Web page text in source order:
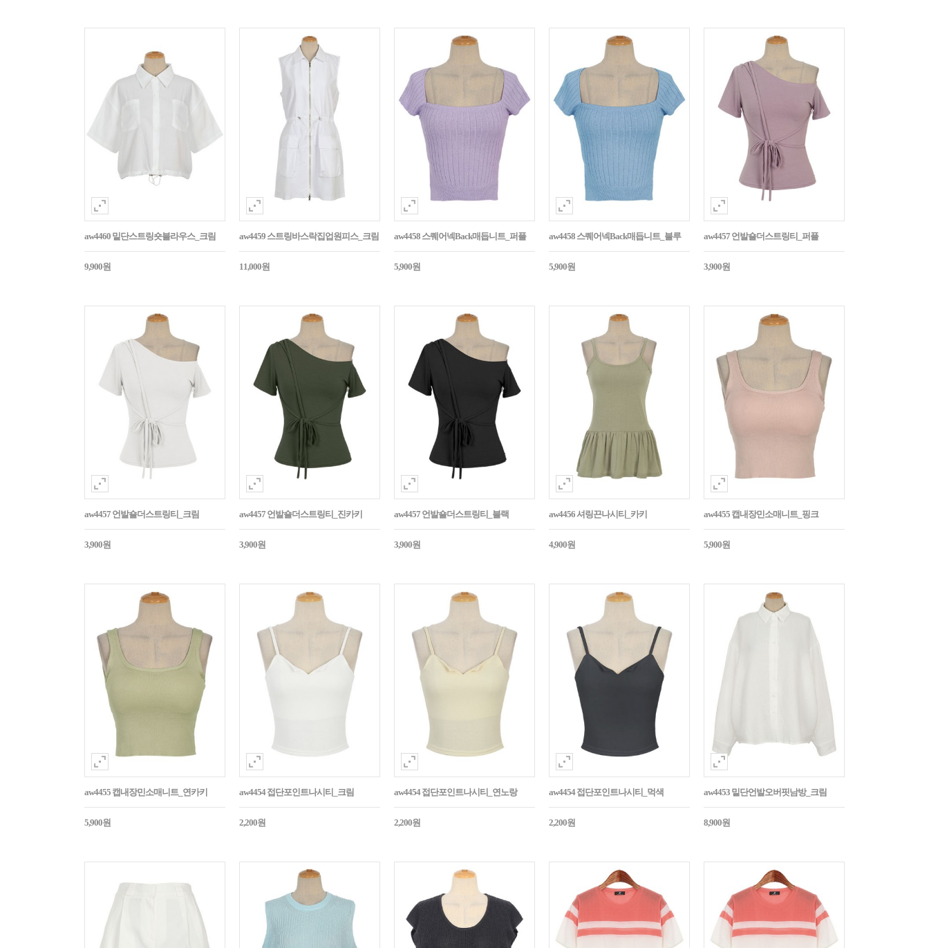
aw4460 밑단스트링숏블라우스_크림
9,900원
aw4459 스트링바스락집업원피스_크림
11,000원
aw4458 스퀘어넥Back매듭니트_퍼플
5,900원
aw4458 스퀘어넥Back매듭니트_블루
5,900원
aw4457 언발숄더스트링티_퍼플
3,900원
aw4457 언발숄더스트링티_크림
3,900원
aw4457 언발숄더스트링티_진카키
3,900원
aw4457 언발숄더스트링티_블랙
3,900원
aw4456 셔링끈나시티_카키
4,900원
aw4455 캡내장민소매니트_핑크
5,900원
aw4455 캡내장민소매니트_연카키
5,900원
aw4454 접단포인트나시티_크림
2,200원
aw4454 접단포인트나시티_연노랑
2,200원
aw4454 접단포인트나시티_먹색
2,200원
aw4453 밑단언발오버핏남방_크림
8,900원